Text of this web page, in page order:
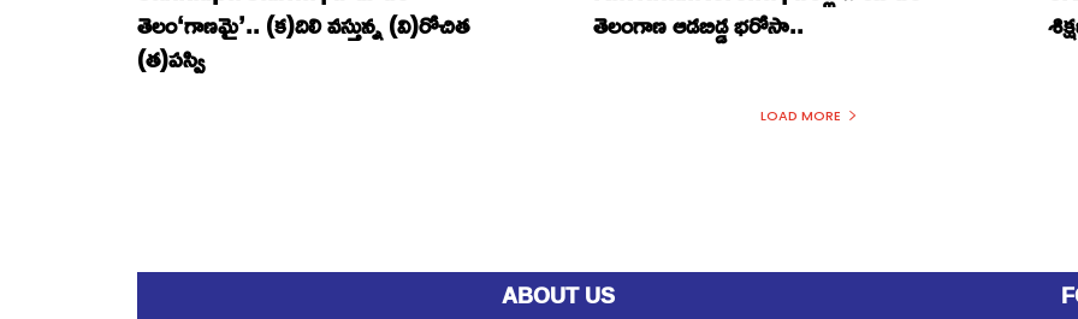
తెలం‘గాణమై’.. (క)దిలి వస్తున్న (వి)రోచిత
(త)పస్వి
తెలంగాణ ఆడబిడ్డ భరోసా..
LOAD MORE
ABOUT US